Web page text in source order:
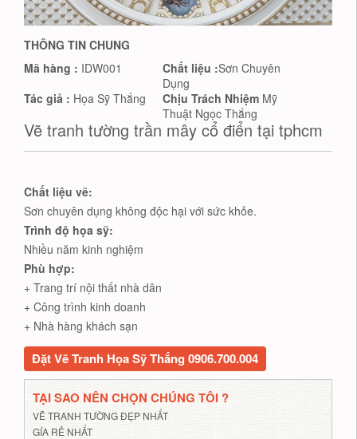
THÔNG TIN CHUNG
Mã hàng : IDW001 Chất liệu :Sơn Chuyên
Dụng
Tác giả : Họa Sỹ Thắng Chịu Trách Nhiệm Mỹ
Thuật Ngọc Thắng
Vẽ tranh tường trần mây cổ điển tại tphcm
Chất liệu vẽ:
Sơn chuyên dụng không độc hại với sức khỏe.
Trình độ họa sỹ:
Nhiều năm kinh nghiệm
Phù hợp:
+ Trang trí nội thất nhà dân
+ Công trình kinh doanh
+ Nhà hàng khách sạn
Đặt Vẽ Tranh Họa Sỹ Thắng 0906.700.004
TẠI SAO NÊN CHỌN CHÚNG TÔI ?
VẼ TRANH TƯỜNG ĐẸP NHẤT
GÍA RẺ NHẤT